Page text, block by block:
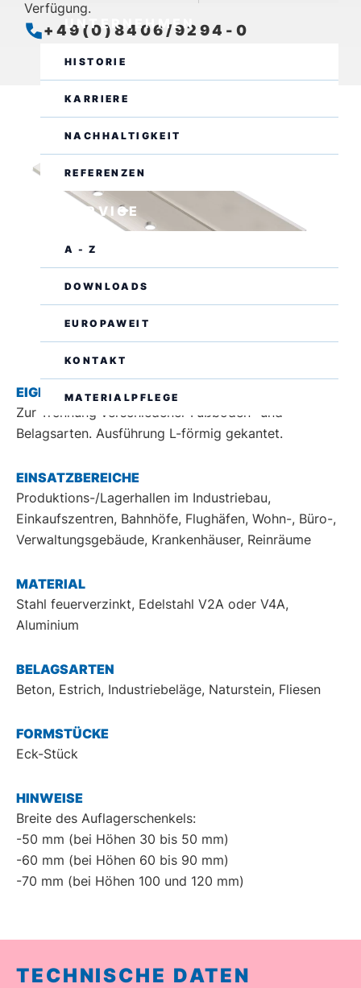
UNTERNEHMEN
HISTORIE
KARRIERE
NACHHALTIGKEIT
REFERENZEN
SERVICE
A - Z
DOWNLOADS
EUROPAWEIT
KONTAKT
MATERIALPFLEGE
DE EN
Verfügung.
+49(0)8406/9294-0
EIGENSCHAFTEN
Zur Trennung verschiedener Fußböden- und
Belagsarten. Ausführung L-förmig gekantet.
EINSATZBEREICHE
Produktions-/Lagerhallen im Industriebau,
Einkaufszentren, Bahnhöfe, Flughäfen, Wohn-, Büro-,
Verwaltungsgebäude, Krankenhäuser, Reinräume
MATERIAL
Stahl feuerverzinkt, Edelstahl V2A oder V4A,
Aluminium
BELAGSARTEN
Beton, Estrich, Industriebeläge, Naturstein, Fliesen
FORMSTÜCKE
Eck-Stück
HINWEISE
Breite des Auflagerschenkels:
-50 mm (bei Höhen 30 bis 50 mm)
-60 mm (bei Höhen 60 bis 90 mm)
-70 mm (bei Höhen 100 und 120 mm)
TECHNISCHE DATEN